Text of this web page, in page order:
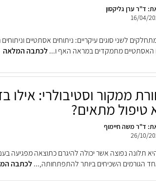
ד"ר ערן גליקסון
16/04/
לשני סוגים עיקריים: ניתוחים אסתטיים וניתוחים
האסתטיים מתמקדים במראה האף ו...לכתבה המלאה
ממקור וסטיבולרי: אילו
טיפול מתאים?
ד"ר משה חיימוף
26/10/
תלונה נפוצה אשר יכולה להיגרם כתוצאה מפגיעה
הגורמים השכיחים ביותר להתפתחותה,...לכתבה